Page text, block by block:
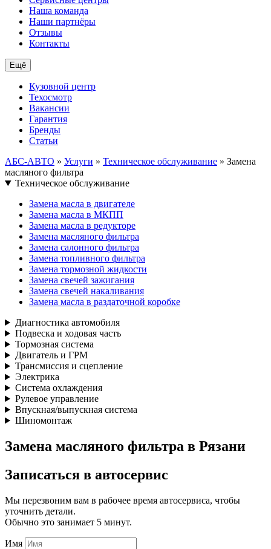
Наша команда
Наши партнёры
Отзывы
Контакты
Ещё
Кузовной центр
Техосмотр
Вакансии
Гарантия
Бренды
Статьи
АБС-АВТО » Услуги » Техническое обслуживание » Замена
масляного фильтра
Техническое обслуживание
Замена масла в двигателе
Замена масла в МКПП
Замена масла в редукторе
Замена масляного фильтра
Замена салонного фильтра
Замена топливного фильтра
Замена тормозной жидкости
Замена свечей зажигания
Замена свечей накаливания
Замена масла в раздаточной коробке
Диагностика автомобиля
Подвеска и ходовая часть
Тормозная система
Двигатель и ГРМ
Трансмиссия и сцепление
Электрика
Система охлаждения
Рулевое управление
Впускная/выпускная система
Шиномонтаж
Замена масляного фильтра в Рязани
Записаться в автосервис
Мы перезвоним вам в рабочее время автосервиса, чтобы
уточнить детали.
Обычно это занимает 5 минут.
Имя